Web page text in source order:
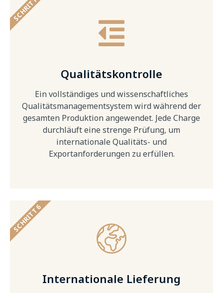
Qualitätskontrolle
Ein vollständiges und wissenschaftliches
Qualitätsmanagementsystem wird während der
gesamten Produktion angewendet. Jede Charge
durchläuft eine strenge Prüfung, um
internationale Qualitäts- und
Exportanforderungen zu erfüllen.
SCHRITT 5
Internationale Lieferung
SCHRITT 6